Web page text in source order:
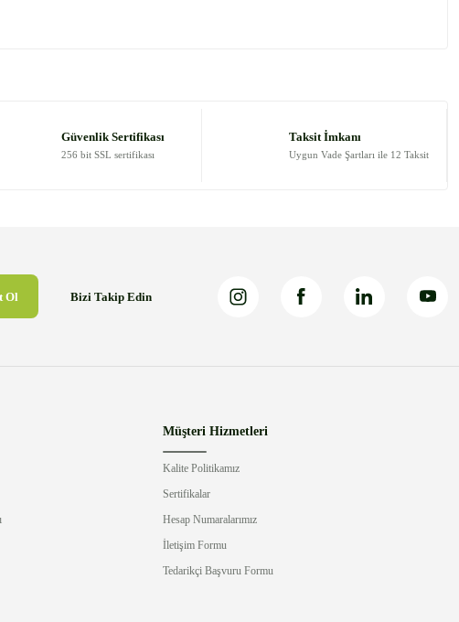
Güvenlik Sertifikası
256 bit SSL sertifikası
Taksit İmkanı
Uygun Vade Şartları ile 12 Taksit
Ol Bizi Takip Edin
Müşteri Hizmetleri
Kalite Politikamız
Sertifikalar
Hesap Numaralarımız
İletişim Formu
Tedarikçi Başvuru Formu